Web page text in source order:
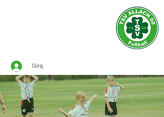
Giriş